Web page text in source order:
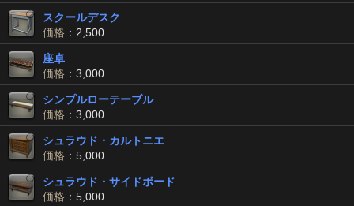
スクールデスク
価格 ：2,500
座卓
価格 ：3,000
シンプルローテーブル
価格 ：3,000
シュラウド・カルトニエ
価格 ：5,000
シュラウド・サイドボード
価格 ：5,000